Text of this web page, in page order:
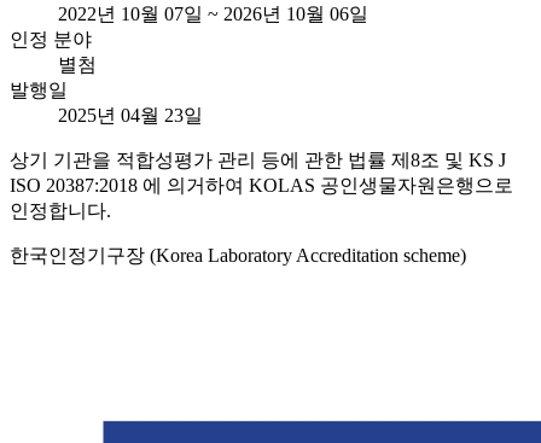
2022년 10월 07일 ~ 2026년 10월 06일
인정 분야
별첨
발행일
2025년 04월 23일
상기 기관을 적합성평가 관리 등에 관한 법률 제8조 및 KS J
ISO 20387:2018 에 의거하여 KOLAS 공인생물자원은행으로
인정합니다.
한국인정기구장 (Korea Laboratory Accreditation scheme)